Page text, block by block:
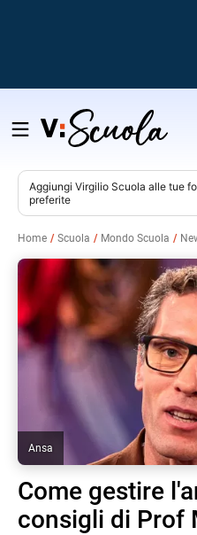
Salta
contenuto
Aggiungi Virgilio Scuola alle tue
preferite
Home Scuola Mondo Scuola
Ansa
Come gestire
consigli di Prof